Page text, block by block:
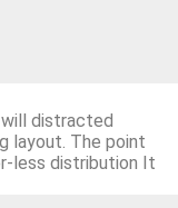
distracted
layout. The point
less distribution It